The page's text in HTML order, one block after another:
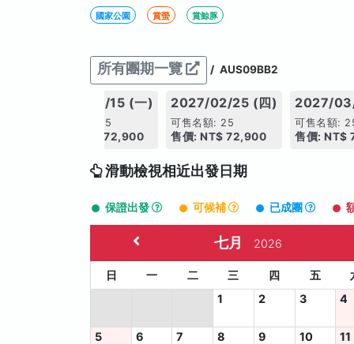
國家公園 賞螢 賞鯨豚
所有團期一覽 / AUS09BB2
2027/02/15 (一)
可售名額: 25
售價: NT$ 72,900
2027/02/25 (四)
可售名額: 25
售價: NT$ 72,900
2027/
可售名額:
售價: NT$
滑動檢視相近出發日期
保證出發 可候補 已成團
七月 2026
日 一 二 三 四 五
1
2 3 4
5 6 7 8 9 10 11